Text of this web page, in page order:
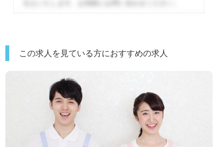
この求人を見ている方におすすめの求人